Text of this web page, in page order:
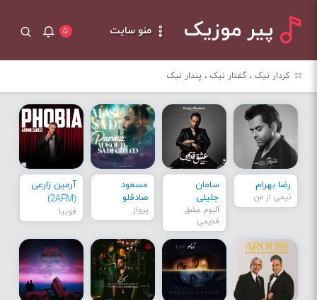
پیر موزیک منو سایت ۵
کردار نیک ، گفتار نیک ، پندار نیک
رضا بهرام
نیمی از من
سامان
جلیلی
آلبوم عشق
قدیمی
مسعود
صادقلو
پرواز
آرمین زارعی
(2AFM)
فوبیا